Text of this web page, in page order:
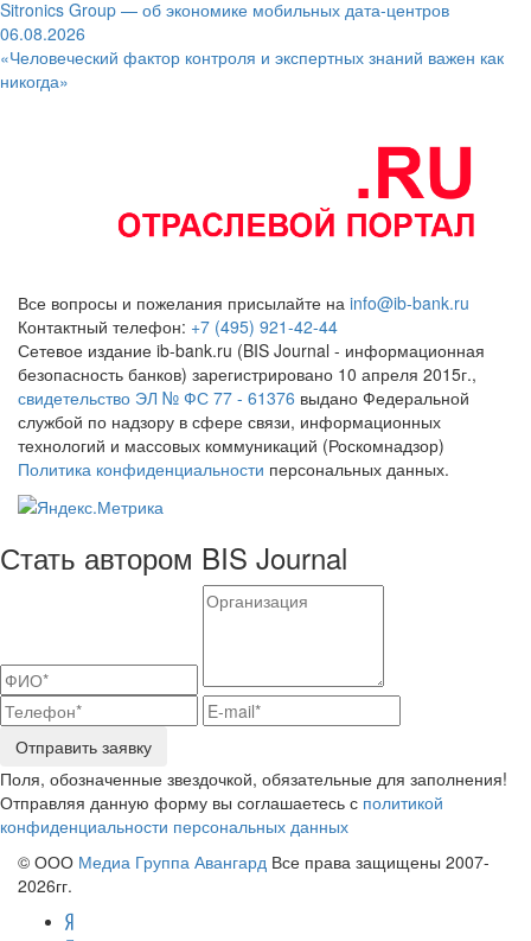
Sitronics Group — об экономике мобильных дата-центров
06.08.2026
«Человеческий фактор контроля и экспертных знаний важен как
никогда»
Все вопросы и пожелания присылайте на info@ib-bank.ru
Контактный телефон: +7 (495) 921-42-44
Сетевое издание ib-bank.ru (BIS Journal - информационная
безопасность банков) зарегистрировано 10 апреля 2015г.,
свидетельство ЭЛ № ФС 77 - 61376 выдано Федеральной
службой по надзору в сфере связи, информационных
технологий и массовых коммуникаций (Роскомнадзор)
Политика конфиденциальности персональных данных.
Стать автором BIS Journal
Отправить заявку
Поля, обозначенные звездочкой, обязательные для заполнения!
Отправляя данную форму вы соглашаетесь с политикой
конфиденциальности персональных данных
© ООО Медиа Группа Авангард Все права защищены 2007-
2026гг.